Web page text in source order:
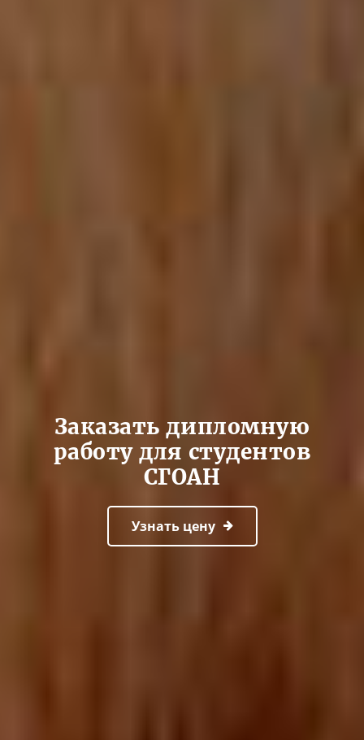
Заказать дипломную
работу для студентов
СГОАН
Узнать цену